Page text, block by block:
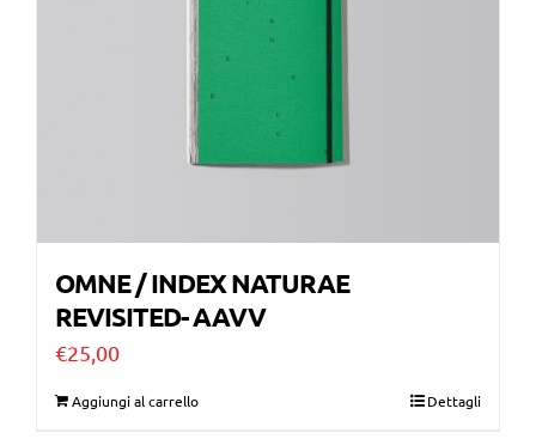
OMNE / INDEX NATURAE
REVISITED- AAVV
€25,00
Aggiungi al carrello Dettagli